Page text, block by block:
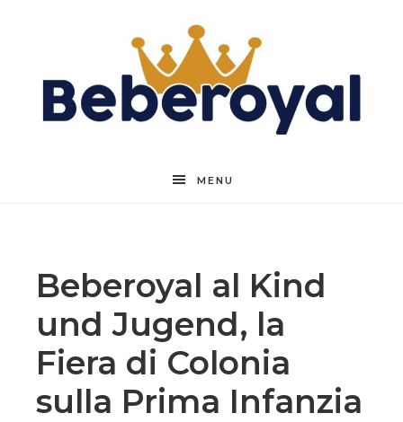
Beberoyal
MENU
Beberoyal al Kind
und Jugend, la
Fiera di Colonia
sulla Prima Infanzia